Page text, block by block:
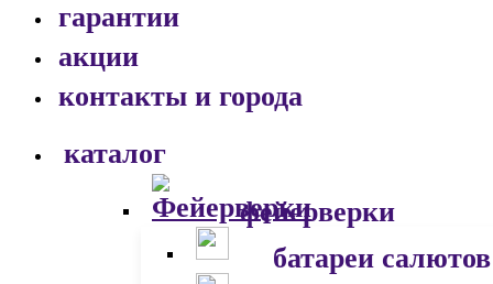
гарантии
акции
контакты и города
каталог
фейерверки
батареи салютов